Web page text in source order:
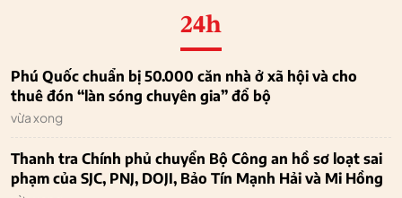
24h
Phú Quốc chuẩn bị 50.000 căn nhà ở xã hội và cho
thuê đón “làn sóng chuyên gia” đổ bộ
vừa xong
Thanh tra Chính phủ chuyển Bộ Công an hồ sơ loạt sai
phạm của SJC, PNJ, DOJI, Bảo Tín Mạnh Hải và Mi Hồng